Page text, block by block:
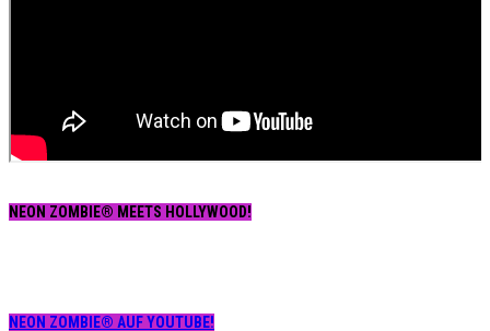
NEON ZOMBIE® MEETS HOLLYWOOD!
NEON ZOMBIE® AUF YOUTUBE!